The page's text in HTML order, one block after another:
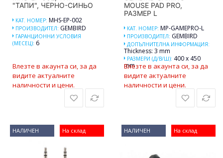
"ТАПИ", ЧЕРНО-СИНЬО
КАТ. НОМЕР: MHS-EP-002
ПРОИЗВОДИТЕЛ: GEMBIRD
ГАРАНЦИОННИ УСЛОВИЯ
(МЕСЕЦ): 6
Влезте в акаунта си, за да
видите актуалните
наличности и цени.
MOUSE PAD PRO,
РАЗМЕР L
КАТ. НОМЕР: MP-GAMEPRO-L
ПРОИЗВОДИТЕЛ: GEMBIRD
ДОПЪЛНИТЕЛНА ИНФОРМАЦИЯ:
Thickness: 3 mm
РАЗМЕРИ (Д/В/Ш): 400 x 450
mm
Влезте в акаунта си, за да
видите актуалните
наличности и цени.
На склад
НАЛИЧЕН На склад
НАЛИЧЕН